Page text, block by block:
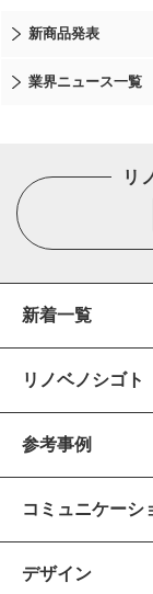
新商品発表
業界ニュース一覧
リ
新着一覧
リノベノシゴト
参考事例
コミュニケーシ
デザイン